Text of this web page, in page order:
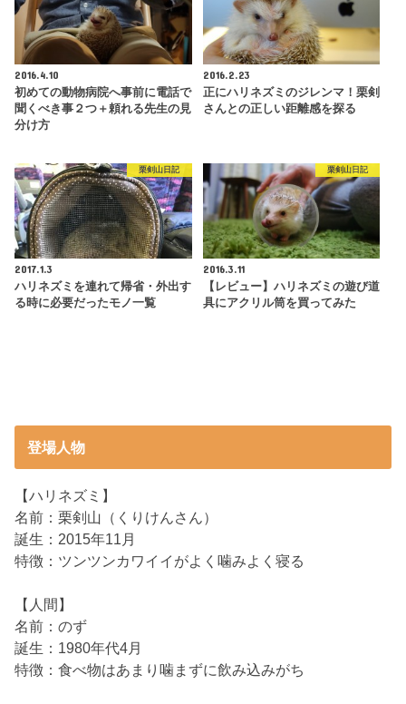
2016.4.10
初めての動物病院へ事前に電話で
聞くべき事２つ＋頼れる先生の見
分け方
2016.2.23
正にハリネズミのジレンマ！栗剣
さんとの正しい距離感を探る
栗剣山日記
2017.1.3
ハリネズミを連れて帰省・外出す
る時に必要だったモノ一覧
栗剣山日記
2016.3.11
【レビュー】ハリネズミの遊び道
具にアクリル筒を買ってみた
登場人物
【ハリネズミ】
名前：栗剣山（くりけんさん）
誕生：2015年11月
特徴：ツンツンカワイイがよく噛みよく寝る
【人間】
名前：のず
誕生：1980年代4月
特徴：食べ物はあまり噛まずに飲み込みがち